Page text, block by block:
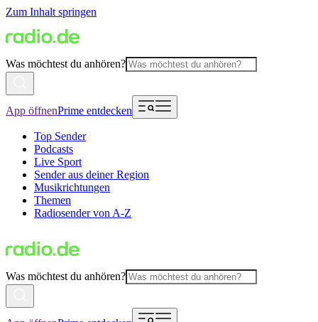
Zum Inhalt springen
Was möchtest du anhören?
App öffnenPrime entdecken
Top Sender
Podcasts
Live Sport
Sender aus deiner Region
Musikrichtungen
Themen
Radiosender von A-Z
Was möchtest du anhören?